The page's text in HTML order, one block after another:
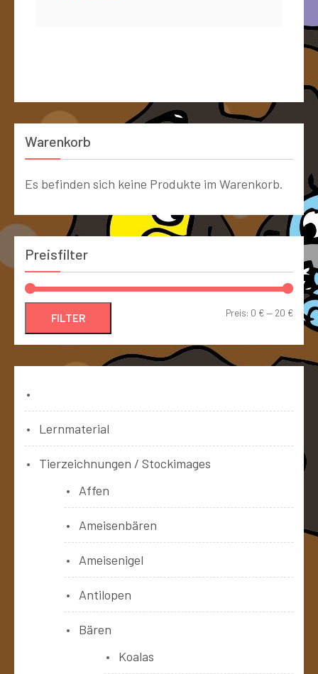
Warenkorb
Es befinden sich keine Produkte im Warenkorb.
Preisfilter
FILTER Preis: 0 €— 20 €
Lernmaterial
Tierzeichnungen / Stockimages
Affen
Ameisenbären
Ameisenigel
Antilopen
Bären
Koalas